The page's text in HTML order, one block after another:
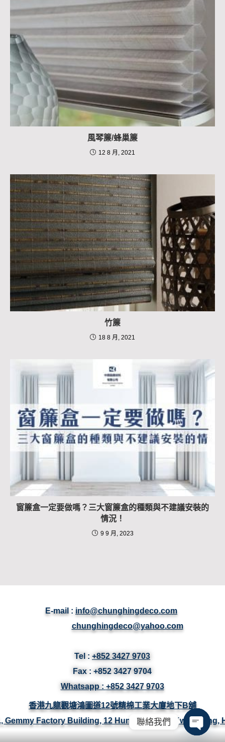
風琴簾/蜂巢簾
12 8 月, 2021
竹簾
18 8 月, 2021
窗簾盒一定要做嗎？三大窗簾盒的種類與不建議安裝的
情況！
9 9 月, 2023
E-mail : info@chunghingdeco.com
chunghingdeco@yahoo.com
Tel : +852 3427 9703
Fax : +852 3427 9704
Whatsapp : +852 3427 9703
香港九龍觀塘鴻圖道12號精棉工業大廈地下B舖
Gemmy Factory Building, 12 Hung To Road, Kwun Tong,
聯絡我們